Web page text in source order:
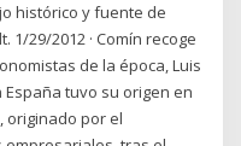
histórico y fuente de
29/2012 · Comín recoge
de la época, Luis
tuvo su origen en
originado por el